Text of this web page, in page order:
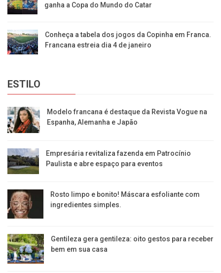
ganha a Copa do Mundo do Catar
Conheça a tabela dos jogos da Copinha em Franca.
Francana estreia dia 4 de janeiro
ESTILO
Modelo francana é destaque da Revista Vogue na
Espanha, Alemanha e Japão
Empresária revitaliza fazenda em Patrocínio
Paulista e abre espaço para eventos
Rosto limpo e bonito! Máscara esfoliante com
ingredientes simples.
Gentileza gera gentileza: oito gestos para receber
bem em sua casa